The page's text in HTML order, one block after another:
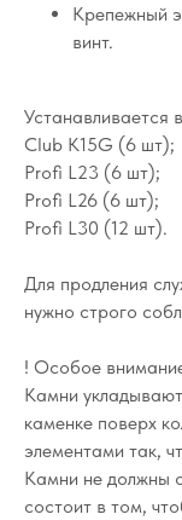
Крепежный
винт.
Устанавливается
Club K15G (6 шт);
Profi L23 (6 шт);
Profi L26 (6 шт);
Profi L30 (12 шт).
Для продления
нужно строго
! Особое
Камни
каменке поверх
элементами так,
Камни не должны
состоит в том,